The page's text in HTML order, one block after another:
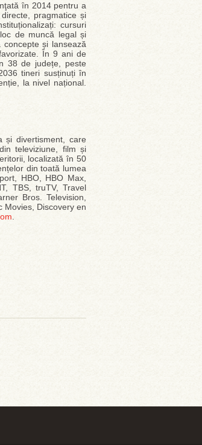
ȋn 2014 pentru a
pragmatice și
cursuri
de muncă legal și
și lansează
În 9 ani de
38 de județe, peste
tineri susținuți în
la nivel național.
și divertisment, care
televiziune, film și
localizată în 50
din toată lumea
HBO, HBO Max,
TBS, truTV, Travel
Bros. Television,
Movies, Discovery en